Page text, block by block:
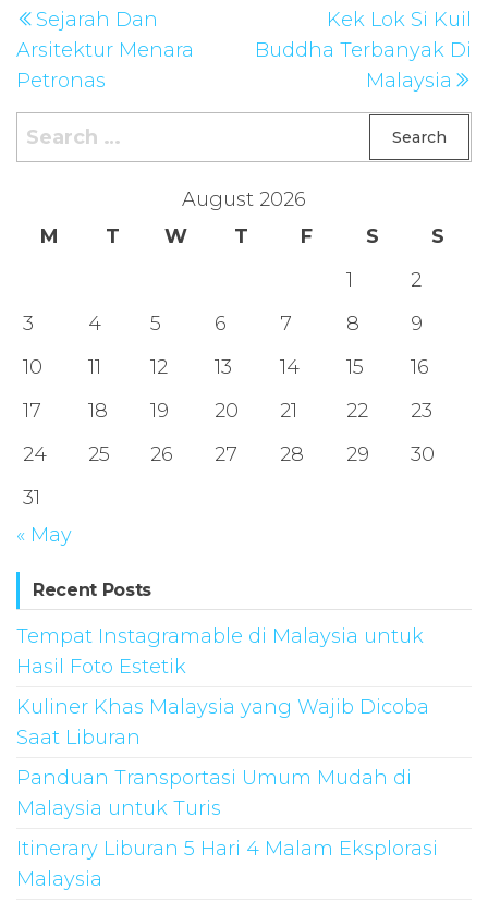
navigation
PostSejarah Dan
Arsitektur Menara
Petronas
Kek Lok Si Kuil
Buddha Terbanyak Di
Malaysia
Search
for:
August 2026
M
T W T F S
S
1
2
3
4 5 6 7 8
9
10
11 12 13 14 15
16
17
18 19 20 21 22
23
24
25 26 27 28 29
30
31
« May
Recent Posts
Tempat Instagramable di Malaysia untuk
Hasil Foto Estetik
Kuliner Khas Malaysia yang Wajib Dicoba
Saat Liburan
Panduan Transportasi Umum Mudah di
Malaysia untuk Turis
Itinerary Liburan 5 Hari 4 Malam Eksplorasi
Malaysia